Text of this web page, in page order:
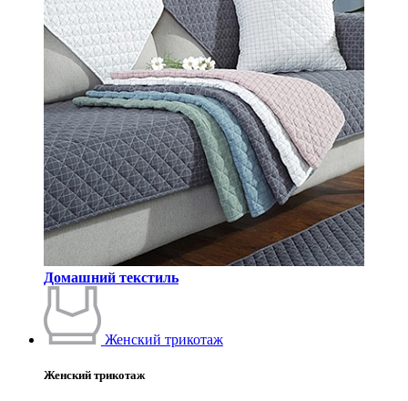
Домашний текстиль
Женский трикотаж
Женский трикотаж